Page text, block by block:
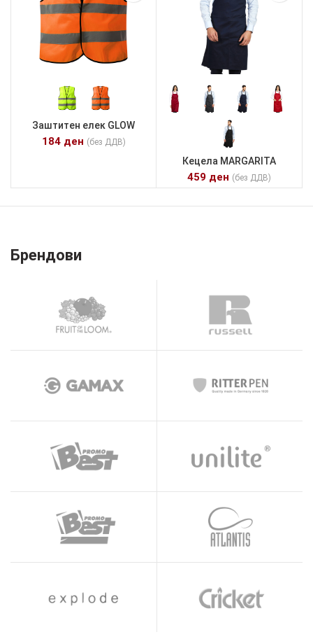
Заштитен елек GLOW
184 ден (без ДДВ)
Кецела MARGARITA
459 ден (без ДДВ)
Брендови